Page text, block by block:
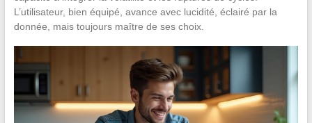
L’utilisateur, bien équipé, avance avec lucidité, éclairé par la
donnée, mais toujours maître de ses choix.